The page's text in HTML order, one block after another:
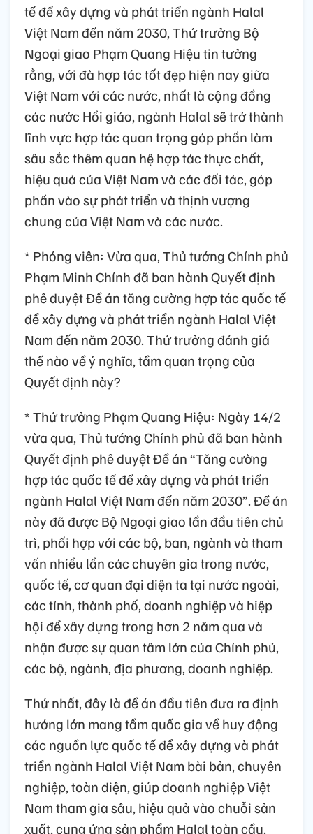
tế để xây dựng và phát triển ngành Halal
Việt Nam đến năm 2030, Thứ trưởng Bộ
Ngoại giao Phạm Quang Hiệu tin tưởng
rằng, với đà hợp tác tốt đẹp hiện nay giữa
Việt Nam với các nước, nhất là cộng đồng
các nước Hồi giáo, ngành Halal sẽ trở thành
lĩnh vực hợp tác quan trọng góp phần làm
sâu sắc thêm quan hệ hợp tác thực chất,
hiệu quả của Việt Nam và các đối tác, góp
phần vào sự phát triển và thịnh vượng
chung của Việt Nam và các nước.
* Phóng viên: Vừa qua, Thủ tướng Chính phủ
Phạm Minh Chính đã ban hành Quyết định
phê duyệt Đề án tăng cường hợp tác quốc tế
để xây dựng và phát triển ngành Halal Việt
Nam đến năm 2030. Thứ trưởng đánh giá
thế nào về ý nghĩa, tầm quan trọng của
Quyết định này?
* Thứ trưởng Phạm Quang Hiệu: Ngày 14/2
vừa qua, Thủ tướng Chính phủ đã ban hành
Quyết định phê duyệt Đề án “Tăng cường
hợp tác quốc tế để xây dựng và phát triển
ngành Halal Việt Nam đến năm 2030”. Đề án
này đã được Bộ Ngoại giao lần đầu tiên chủ
trì, phối hợp với các bộ, ban, ngành và tham
vấn nhiều lần các chuyên gia trong nước,
quốc tế, cơ quan đại diện ta tại nước ngoài,
các tỉnh, thành phố, doanh nghiệp và hiệp
hội để xây dựng trong hơn 2 năm qua và
nhận được sự quan tâm lớn của Chính phủ,
các bộ, ngành, địa phương, doanh nghiệp.
Thứ nhất, đây là đề án đầu tiên đưa ra định
hướng lớn mang tầm quốc gia về huy động
các nguồn lực quốc tế để xây dựng và phát
triển ngành Halal Việt Nam bài bản, chuyên
nghiệp, toàn diện, giúp doanh nghiệp Việt
Nam tham gia sâu, hiệu quả vào chuỗi sản
xuất, cung ứng sản phẩm Halal toàn cầu.